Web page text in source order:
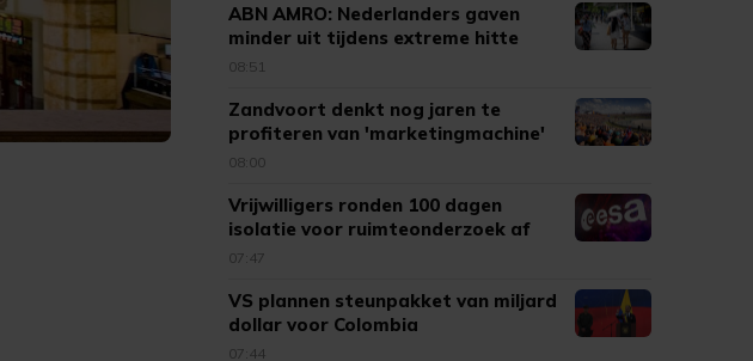
ABN AMRO: Nederlanders gaven
minder uit tijdens extreme hitte
08:51
Zandvoort denkt nog jaren te
profiteren van 'marketingmachine'
F1
08:00
Vrijwilligers ronden 100 dagen
isolatie voor ruimteonderzoek af
07:47
VS plannen steunpakket van miljard
dollar voor Colombia
07:44